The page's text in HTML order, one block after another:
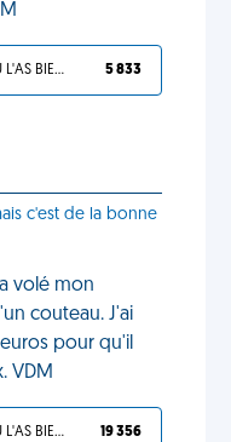
TU L'AS BIEN MÉRITÉ 5 833
c'est de la bonne
volé mon
couteau. J'ai
pour qu'il
VDM
TU L'AS BIEN MÉRITÉ 19 356